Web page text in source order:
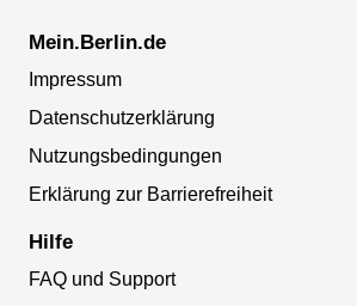
Mein.Berlin.de
Impressum
Datenschutzerklärung
Nutzungsbedingungen
Erklärung zur Barrierefreiheit
Hilfe
FAQ und Support